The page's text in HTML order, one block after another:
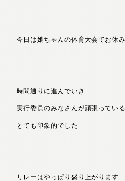
今日は娘ちゃんの体育大会でお休
時間通りに進んでいき
実行委員のみなさんが頑張ってい
とても印象的でした
リレーはやっぱり盛り上がります